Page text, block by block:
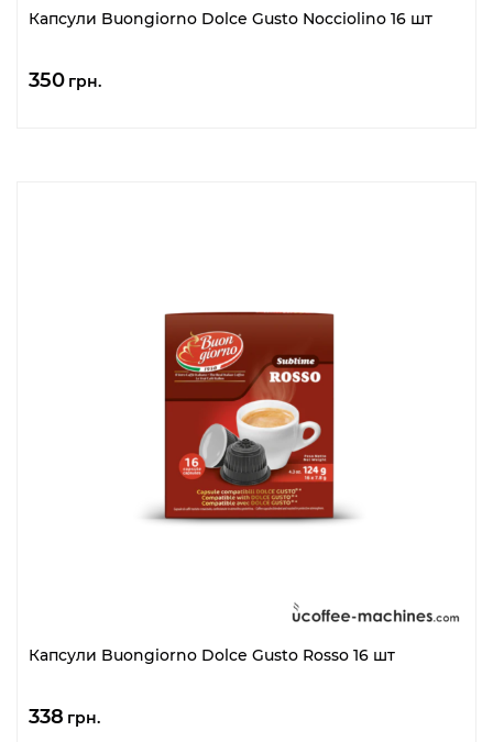
Капсули Buongiorno Dolce Gusto Nocciolino 16 шт
350 грн.
Капсули Buongiorno Dolce Gusto Rosso 16 шт
338 грн.